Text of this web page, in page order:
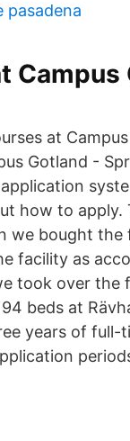
pasadena
at
Gotland -
how to apply.
we bought the
facility as
took over the
beds at
years of full-